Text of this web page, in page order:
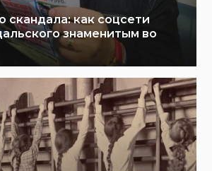
скандала: как соцсети
знаменитым во